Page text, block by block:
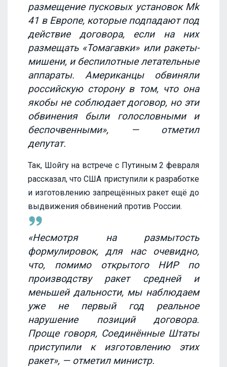
размещение пусковых установок Mk
41 в Европе, которые подпадают под
действие договора, если на них
размещать «Томагавки» или ракеты-
мишени, и беспилотные летательные
аппараты. Американцы обвиняли
российскую сторону в том, что она
якобы не соблюдает договор, но эти
обвинения были голословными и
беспочвенными», — отметил
депутат.
Так, Шойгу на встрече с Путиным 2 февраля
рассказал, что США приступили к разработке
и изготовлению запрещённых ракет ещё до
выдвижения обвинений против России.
«Несмотря на размытость
формулировок, для нас очевидно,
что, помимо открытого НИР по
производству ракет средней и
меньшей дальности, мы наблюдаем
уже не первый год реальное
нарушение позиций договора.
Проще говоря, Соединённые Штаты
приступили к изготовлению этих
ракет», — отметил министр.